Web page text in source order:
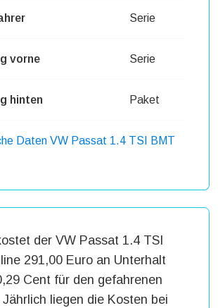
Serie
vorne Serie
hinten Paket
Daten VW Passat 1.4 TSI BMT
der VW Passat 1.4 TSI
291,00 Euro an Unterhalt
Cent für den gefahrenen
liegen die Kosten bei